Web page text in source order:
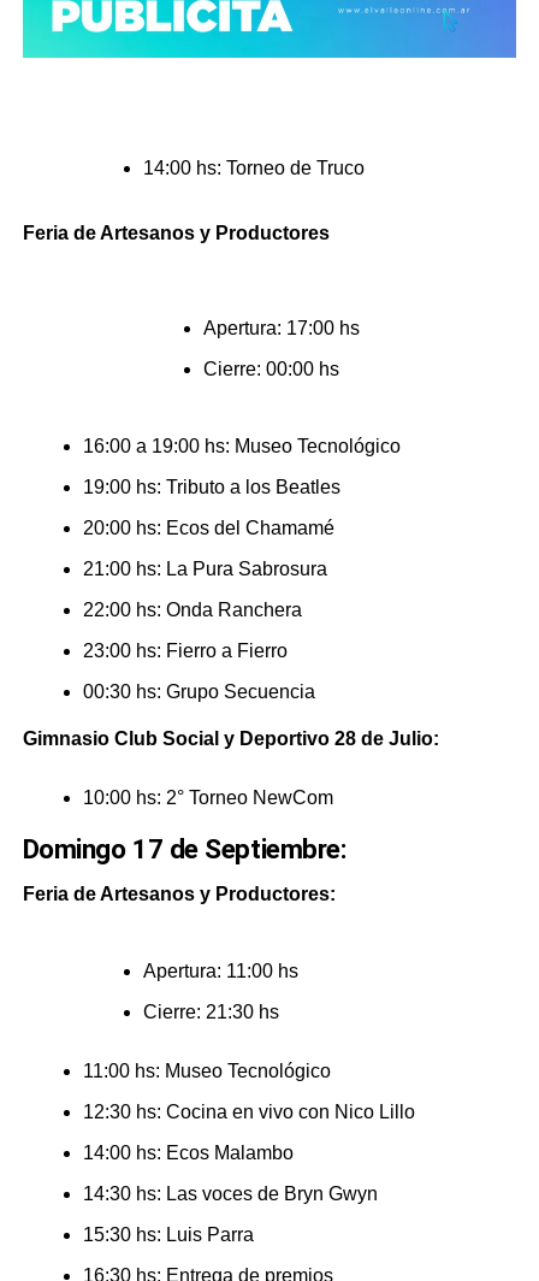
14:00 hs: Torneo de Truco
Feria de Artesanos y Productores
Apertura: 17:00 hs
Cierre: 00:00 hs
16:00 a 19:00 hs: Museo Tecnológico
19:00 hs: Tributo a los Beatles
20:00 hs: Ecos del Chamamé
21:00 hs: La Pura Sabrosura
22:00 hs: Onda Ranchera
23:00 hs: Fierro a Fierro
00:30 hs: Grupo Secuencia
Gimnasio Club Social y Deportivo 28 de Julio:
10:00 hs: 2° Torneo NewCom
Domingo 17 de Septiembre:
Feria de Artesanos y Productores:
Apertura: 11:00 hs
Cierre: 21:30 hs
11:00 hs: Museo Tecnológico
12:30 hs: Cocina en vivo con Nico Lillo
14:00 hs: Ecos Malambo
14:30 hs: Las voces de Bryn Gwyn
15:30 hs: Luis Parra
16:30 hs: Entrega de premios